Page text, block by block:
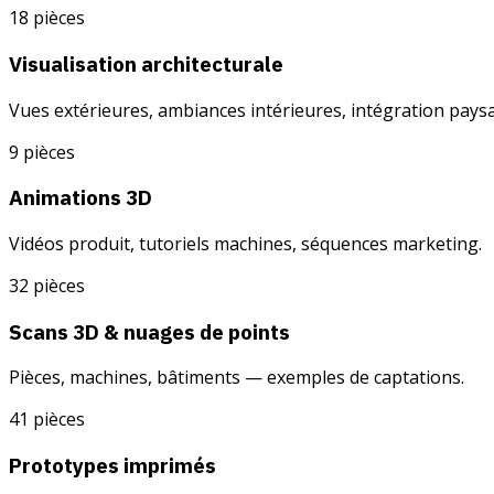
18 pièces
Visualisation architecturale
Vues extérieures, ambiances intérieures, intégration
9 pièces
Animations 3D
Vidéos produit, tutoriels machines, séquences marketing.
32 pièces
Scans 3D & nuages de points
Pièces, machines, bâtiments — exemples de captations.
41 pièces
Prototypes imprimés